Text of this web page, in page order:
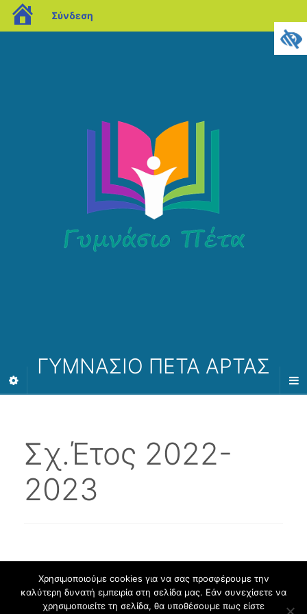
blogs.sch.gr
Σύνδεση
ΓΥΜΝΑΣΙΟ ΠΕΤΑ ΑΡΤΑΣ
Σχ.Έτος 2022-
2023
Φιλοξενείται στο https://blogs.sch.gr
. Θέμα εμφάνισης Flat-sch.
Χρησιμοποιούμε cookies για να σας προσφέρουμε την
καλύτερη δυνατή εμπειρία στη σελίδα μας. Εάν συνεχίσετε να
χρησιμοποιείτε τη σελίδα, θα υποθέσουμε πως είστε